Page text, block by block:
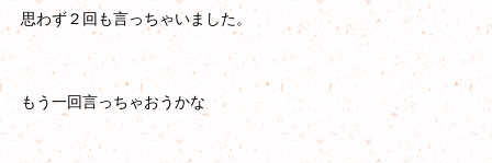
思わず２回も言っちゃいました。
もう一回言っちゃおうかな